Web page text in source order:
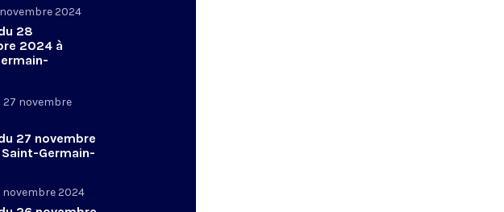
2024
28
2024 à
27 novembre
27 novembre
Germain-
novembre 2024